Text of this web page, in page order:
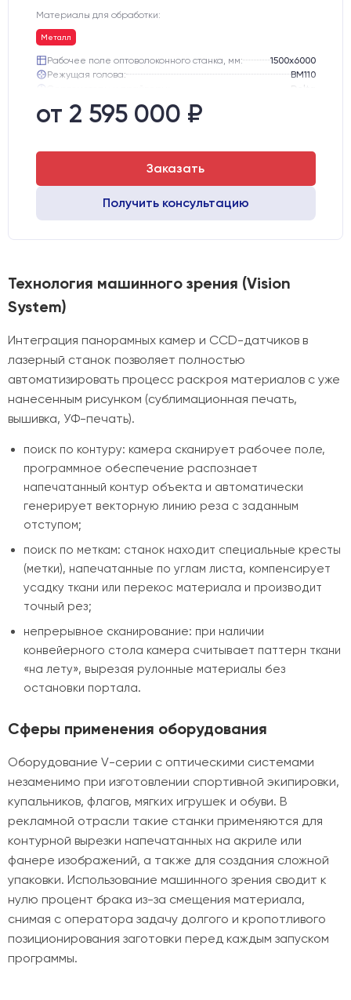
Материалы для обработки:
Металл
Рабочее поле оптоволоконного станка, мм:
1500х6000
Режущая голова:
BM110
Delta
Направляющие оси Y:
Направляющие оси Х:
от 2 595 000 ₽
Заказать
Получить консультацию
Технология машинного зрения (Vision
System)
Интеграция панорамных камер и CCD-датчиков в
лазерный станок позволяет полностью
автоматизировать процесс раскроя материалов с уже
нанесенным рисунком (сублимационная печать,
вышивка, УФ-печать).
поиск по контуру: камера сканирует рабочее поле,
программное обеспечение распознает
напечатанный контур объекта и автоматически
генерирует векторную линию реза с заданным
отступом;
поиск по меткам: станок находит специальные кресты
(метки), напечатанные по углам листа, компенсирует
усадку ткани или перекос материала и производит
точный рез;
непрерывное сканирование: при наличии
конвейерного стола камера считывает паттерн ткани
«на лету», вырезая рулонные материалы без
остановки портала.
Сферы применения оборудования
Оборудование V-серии с оптическими системами
незаменимо при изготовлении спортивной экипировки,
купальников, флагов, мягких игрушек и обуви. В
рекламной отрасли такие станки применяются для
контурной вырезки напечатанных на акриле или
фанере изображений, а также для создания сложной
упаковки. Использование машинного зрения сводит к
нулю процент брака из-за смещения материала,
снимая с оператора задачу долгого и кропотливого
позиционирования заготовки перед каждым запуском
программы.